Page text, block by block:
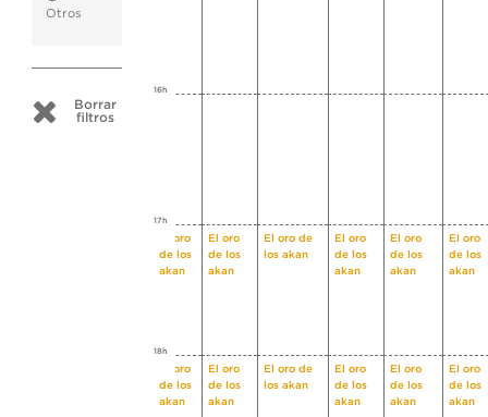
Otros
Borrar
filtros
16h
17h
El oro
de los
akan
El oro
de los
akan
El oro de
los akan
El oro
de los
akan
El oro
de los
akan
El oro
de los
akan
18h
El oro
de los
akan
El oro
de los
akan
El oro de
los akan
El oro
de los
akan
El oro
de los
akan
El oro
de los
akan